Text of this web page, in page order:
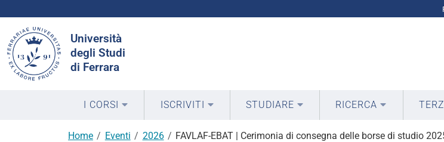
Università
degli Studi
di Ferrara
nel
sito
I CORSI ISCRIVITI STUDIARE RICERCA
Home Eventi 2026 FAVLAF-EBAT | Cerimonia di consegna delle borse di studio